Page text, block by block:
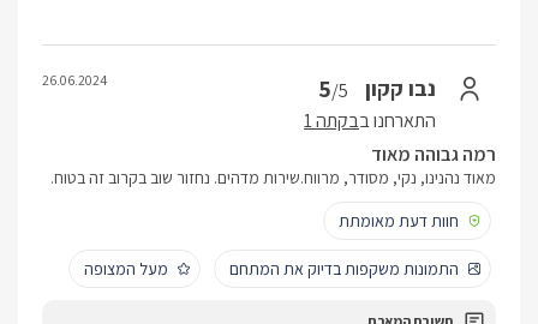
נבו קקון 5/5
התארחנו בבקתה 1
26.06.2024
רמה גבוהה מאוד
מאוד נהנינו, נקי, מסודר, מרווח.שירות מדהים. נחזור שוב בקרוב זה בטוח.
חוות דעת מאומתת
התמונות משקפות בדיוק את המתחם מעל המצופה